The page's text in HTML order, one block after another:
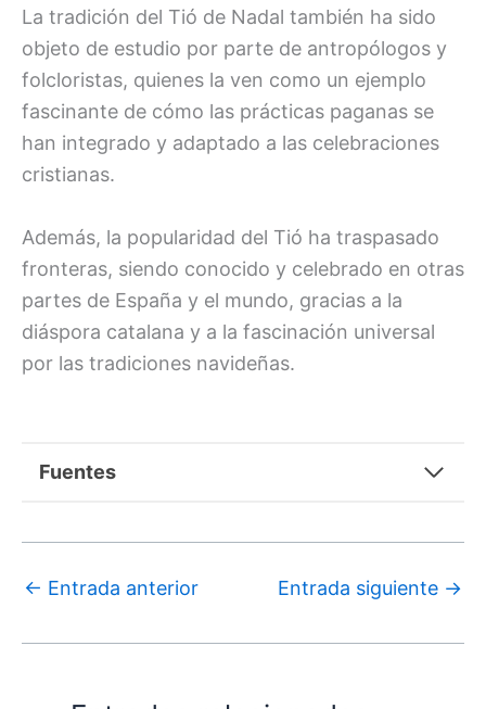
La tradición del Tió de Nadal también ha sido
objeto de estudio por parte de antropólogos y
folcloristas, quienes la ven como un ejemplo
fascinante de cómo las prácticas paganas se
han integrado y adaptado a las celebraciones
cristianas.
Además, la popularidad del Tió ha traspasado
fronteras, siendo conocido y celebrado en otras
partes de España y el mundo, gracias a la
diáspora catalana y a la fascinación universal
por las tradiciones navideñas.
Fuentes
← Entrada anterior Entrada siguiente →